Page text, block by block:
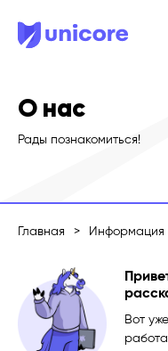
О нас
Рады познакомиться!
Главная > Информация
Вот